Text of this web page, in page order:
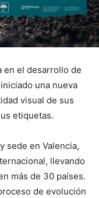
en el desarrollo de
una nueva
visual de sus
etiquetas.
sede en Valencia,
llevando
más de 30 países.
de evolución